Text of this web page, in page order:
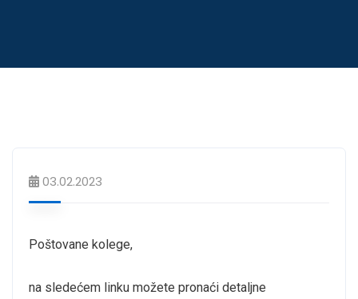
03.02.2023
Poštovane kolege,
na sledećem linku možete pronaći detaljne